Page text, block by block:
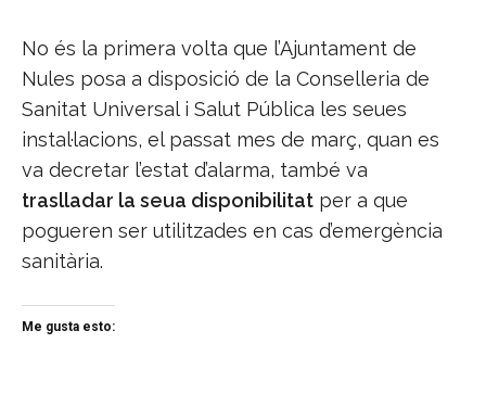
No és la primera volta que l’Ajuntament de
Nules posa a disposició de la Conselleria de
Sanitat Universal i Salut Pública les seues
instal·lacions, el passat mes de març, quan es
va decretar l’estat d’alarma, també va
traslladar la seua disponibilitat per a que
pogueren ser utilitzades en cas d’emergència
sanitària.
Me gusta esto: